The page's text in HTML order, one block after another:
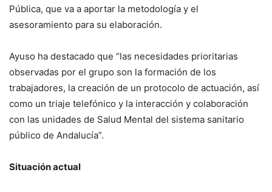
Pública, que va a aportar la metodología y el
asesoramiento para su elaboración.
Ayuso ha destacado que “las necesidades prioritarias
observadas por el grupo son la formación de los
trabajadores, la creación de un protocolo de actuación, así
como un triaje telefónico y la interacción y colaboración
con las unidades de Salud Mental del sistema sanitario
público de Andalucía”.
Situación actual